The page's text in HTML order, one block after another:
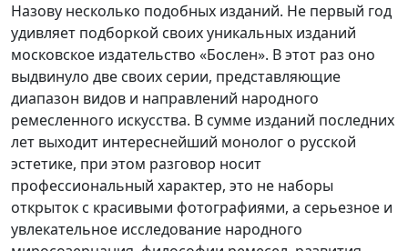
Назову несколько подобных изданий. Не первый год
удивляет подборкой своих уникальных изданий
московское издательство «Бослен». В этот раз оно
выдвинуло две своих серии, представляющие
диапазон видов и направлений народного
ремесленного искусства. В сумме изданий последних
лет выходит интереснейший монолог о русской
эстетике, при этом разговор носит
профессиональный характер, это не наборы
открыток с красивыми фотографиями, а серьезное и
увлекательное исследование народного